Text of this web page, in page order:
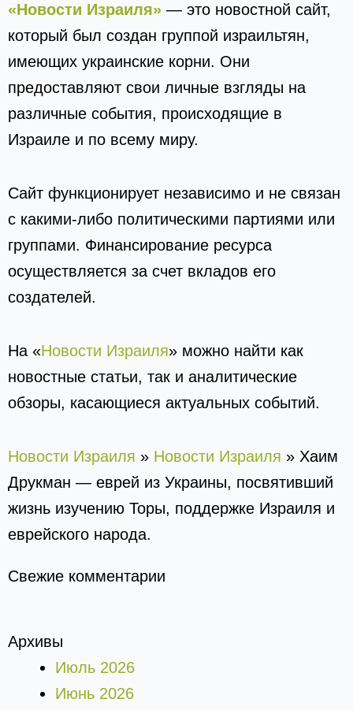
«Новости Израиля» — это новостной сайт,
который был создан группой израильтян,
имеющих украинские корни. Они
предоставляют свои личные взгляды на
различные события, происходящие в
Израиле и по всему миру.
Сайт функционирует независимо и не связан
с какими-либо политическими партиями или
группами. Финансирование ресурса
осуществляется за счет вкладов его
создателей.
На «Новости Израиля» можно найти как
новостные статьи, так и аналитические
обзоры, касающиеся актуальных событий.
Новости Израиля » Новости Израиля » Хаим
Друкман — еврей из Украины, посвятивший
жизнь изучению Торы, поддержке Израиля и
еврейского народа.
Свежие комментарии
Архивы
Июль 2026
Июнь 2026